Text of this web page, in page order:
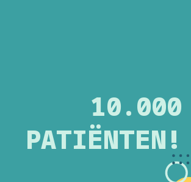
10.000
PATIËNTEN!